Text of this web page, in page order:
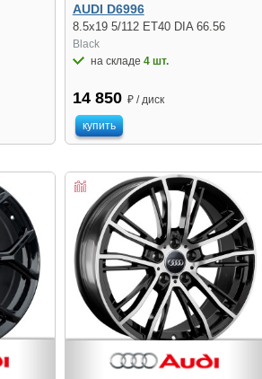
AUDI D6996
8.5x19 5/112 ET40 DIA 66.56
Black
на складе 4 шт.
14 850 ₽ / диск
купить